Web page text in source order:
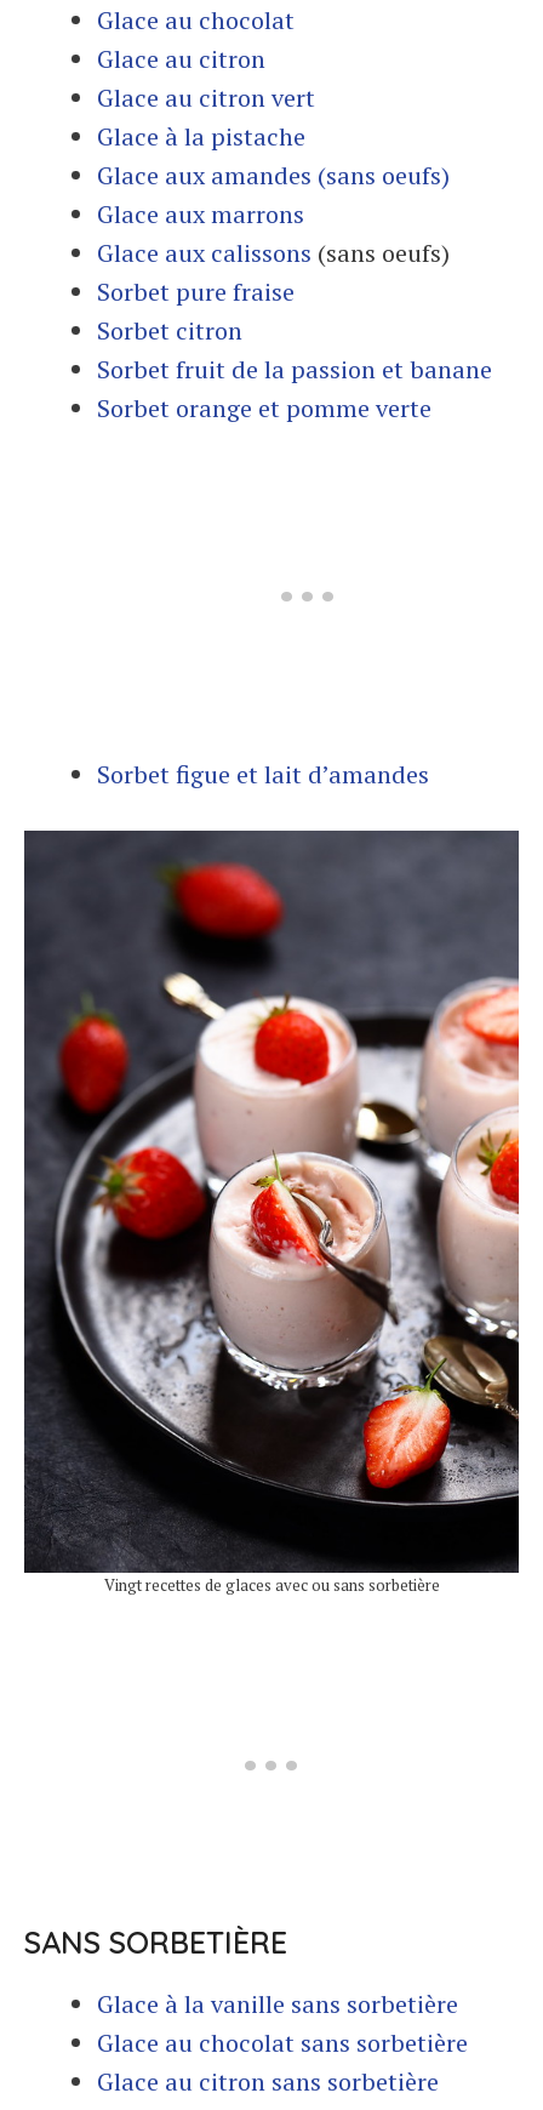
Glace au chocolat
Glace au citron
Glace au citron vert
Glace à la pistache
Glace aux amandes (sans oeufs)
Glace aux marrons
Glace aux calissons (sans oeufs)
Sorbet pure fraise
Sorbet citron
Sorbet fruit de la passion et banane
Sorbet orange et pomme verte
Sorbet figue et lait d’amandes
Vingt recettes de glaces avec ou sans sorbetière
SANS SORBETIÈRE
Glace à la vanille sans sorbetière
Glace au chocolat sans sorbetière
Glace au citron sans sorbetière